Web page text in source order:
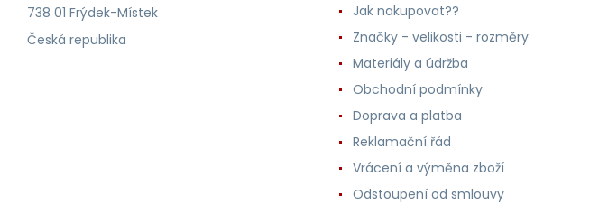
738 01 Frýdek-Místek
Česká republika
Jak nakupovat??
Značky - velikosti - rozměry
Materiály a údržba
Obchodní podmínky
Doprava a platba
Reklamační řád
Vrácení a výměna zboží
Odstoupení od smlouvy